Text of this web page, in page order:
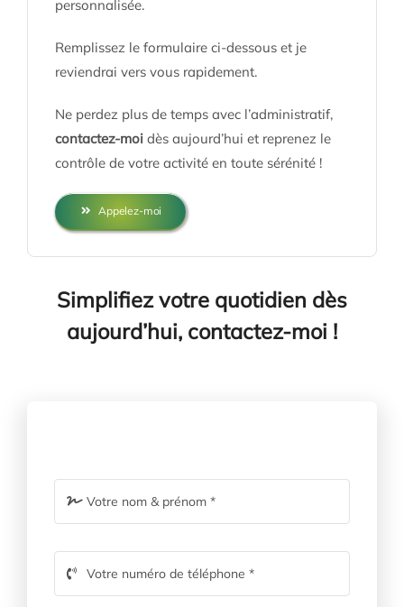
personnalisée.
Remplissez le formulaire ci-dessous et je
reviendrai vers vous rapidement.
Ne perdez plus de temps avec l’administratif,
contactez-moidès aujourd’hui et reprenez le
contrôle de votre activité en toute sérénité !
Appelez-moi
Simplifiez votre quotidien dès
aujourd’hui, contactez-moi !